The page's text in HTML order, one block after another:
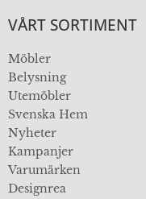
VÅRT SORTIMENT
Möbler
Belysning
Utemöbler
Svenska Hem
Nyheter
Kampanjer
Varumärken
Designrea